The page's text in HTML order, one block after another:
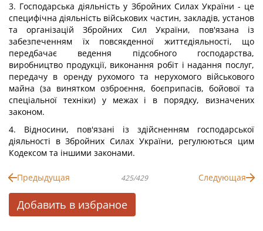
3. Господарська діяльність у Збройних Силах України - це
специфічна діяльність військових частин, закладів, установ
та організацій Збройних Сил України, пов'язана із
забезпеченням їх повсякденної життєдіяльності, що
передбачає ведення підсобного господарства,
виробництво продукції, виконання робіт і надання послуг,
передачу в оренду рухомого та нерухомого військового
майна (за винятком озброєння, боєприпасів, бойової та
спеціальної техніки) у межах і в порядку, визначених
законом.
4. Відносини, пов'язані із здійсненням господарської
діяльності в Збройних Силах України, регулюються цим
Кодексом та іншими законами.
Предыдущая 425/429 Следующая
Добавить в избраное